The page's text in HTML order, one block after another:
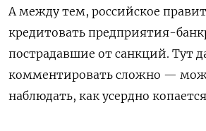
А между тем, российское
кредитовать предприятия-
пострадавшие от санкций. Тут
комментировать сложно —
наблюдать, как усердно